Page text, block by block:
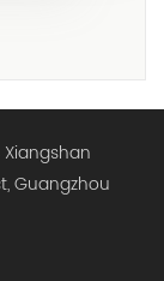
Guangzhou